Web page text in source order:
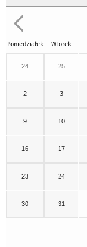
Poniedziałek Wtorek
24 25
2 3
9 10
16 17
23 24
30 31